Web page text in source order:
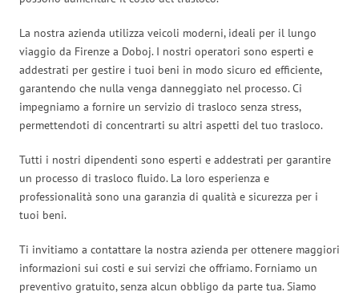
La nostra azienda utilizza veicoli moderni, ideali per il lungo
viaggio da Firenze a Doboj. I nostri operatori sono esperti e
addestrati per gestire i tuoi beni in modo sicuro ed efficiente,
garantendo che nulla venga danneggiato nel processo. Ci
impegniamo a fornire un servizio di trasloco senza stress,
permettendoti di concentrarti su altri aspetti del tuo trasloco.
Tutti i nostri dipendenti sono esperti e addestrati per garantire
un processo di trasloco fluido. La loro esperienza e
professionalità sono una garanzia di qualità e sicurezza per i
tuoi beni.
Ti invitiamo a contattare la nostra azienda per ottenere maggiori
informazioni sui costi e sui servizi che offriamo. Forniamo un
preventivo gratuito, senza alcun obbligo da parte tua. Siamo